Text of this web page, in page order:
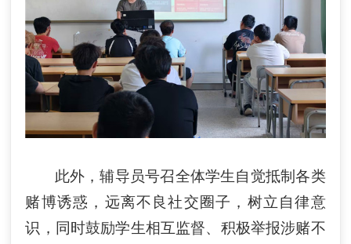
此外，辅导员号召全体学生自觉抵制各类
赌博诱惑，远离不良社交圈子，树立自律意
识，同时鼓励学生相互监督、积极举报涉赌不